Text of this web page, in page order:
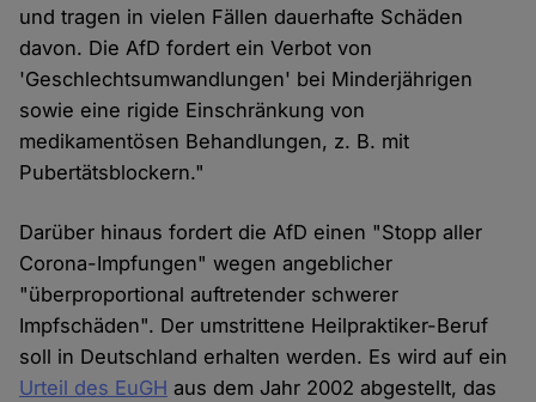
und tragen in vielen Fällen dauerhafte Schäden
davon. Die AfD fordert ein Verbot von
'Geschlechtsumwandlungen' bei Minderjährigen
sowie eine rigide Einschränkung von
medikamentösen Behandlungen, z. B. mit
Pubertätsblockern."
Darüber hinaus fordert die AfD einen "Stopp aller
Corona-Impfungen" wegen angeblicher
"überproportional auftretender schwerer
Impfschäden". Der umstrittene Heilpraktiker-Beruf
soll in Deutschland erhalten werden. Es wird auf ein
Urteil des EuGH aus dem Jahr 2002 abgestellt, das